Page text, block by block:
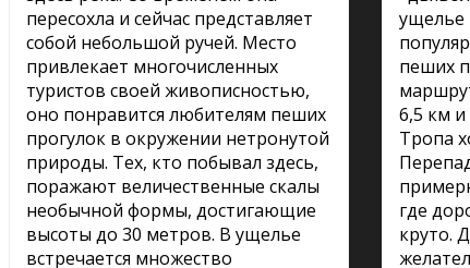
пересохла и сейчас представляет
собой небольшой ручей. Место
привлекает многочисленных
туристов своей живописностью,
оно понравится любителям пеших
прогулок в окружении нетронутой
природы. Тех, кто побывал здесь,
поражают величественные скалы
необычной формы, достигающие
высоты до 30 метров. В ущелье
встречается множество
ущелье
пеших
6,5 км и
Тропа
где
круто.